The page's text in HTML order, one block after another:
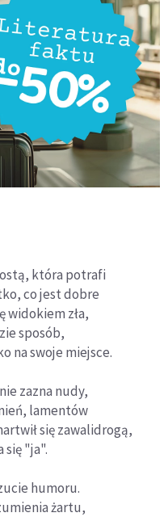
która potrafi
co jest dobre
widokiem zła,
sposób,
na swoje miejsce.
zazna nudy,
lamentów
się zawalidrogą,
się "ja".
humoru.
żartu,